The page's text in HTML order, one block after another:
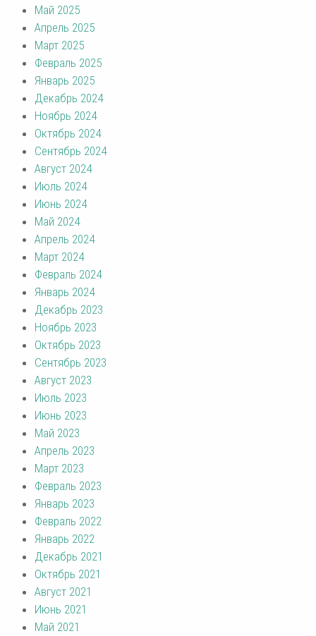
Май 2025
Апрель 2025
Март 2025
Февраль 2025
Январь 2025
Декабрь 2024
Ноябрь 2024
Октябрь 2024
Сентябрь 2024
Август 2024
Июль 2024
Июнь 2024
Май 2024
Апрель 2024
Март 2024
Февраль 2024
Январь 2024
Декабрь 2023
Ноябрь 2023
Октябрь 2023
Сентябрь 2023
Август 2023
Июль 2023
Июнь 2023
Май 2023
Апрель 2023
Март 2023
Февраль 2023
Январь 2023
Февраль 2022
Январь 2022
Декабрь 2021
Октябрь 2021
Август 2021
Июнь 2021
Май 2021